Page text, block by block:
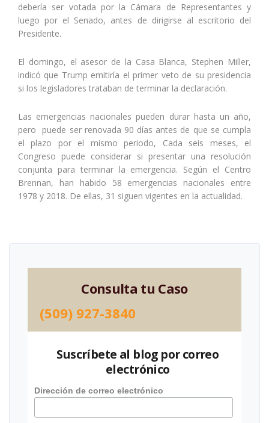
debería ser votada por la Cámara de Representantes y
luego por el Senado, antes de dirigirse al escritorio del
Presidente.
El domingo, el asesor de la Casa Blanca, Stephen Miller,
indicó que Trump emitiría el primer veto de su presidencia
si los legisladores trataban de terminar la declaración.
Las emergencias nacionales pueden durar hasta un año,
pero puede ser renovada 90 días antes de que se cumpla
el plazo por el mismo periodo, Cada seis meses, el
Congreso puede considerar si presentar una resolución
conjunta para terminar la emergencia. Según el Centro
Brennan, han habido 58 emergencias nacionales entre
1978 y 2018. De ellas, 31 siguen vigentes en la actualidad.
Consulta tu Caso
(509) 927-3840
Suscríbete al blog por correo
electrónico
Dirección de correo electrónico